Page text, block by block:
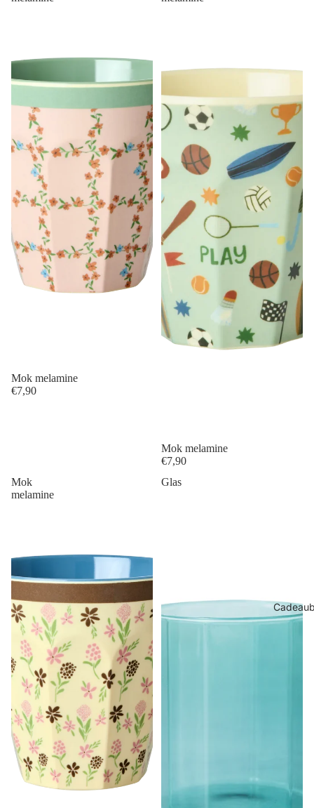
Mok melamine
€7,90
Mok melamine
€7,90
Mok
melamine
Glas